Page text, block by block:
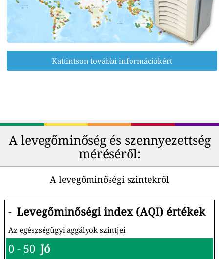
Kattintson további információkért
A levegőminőség és szennyezettség
méréséről:
A levegőminőségi szintekről
- Levegőminőségi index (AQI) értékek
Az egészségügyi aggályok szintjei
0 - 50 Jó